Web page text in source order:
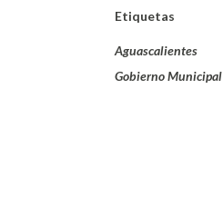
Etiquetas
Aguascalientes
Gobierno Municipal